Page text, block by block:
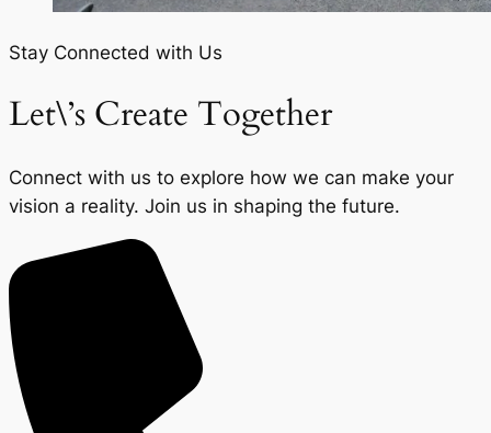
Stay Connected with Us
Let\’s Create Together
Connect with us to explore how we can make your
vision a reality. Join us in shaping the future.